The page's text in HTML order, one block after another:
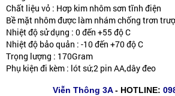
Chất liệu vỏ : Hơp kim nhôm sơn tĩnh điện
Bề mặt nhôm được làm nhám chống trơn
Nhiệt độ sử dụng : 0 đến +55 độ C
Nhiệt độ bảo quản : -10 đến +70 độ C
Trọng lượng : 170Gram
Phụ kiện đi kèm : lót sứ,2 pin AA,dây đeo
Viễn Thông 3A- HOTLINE: